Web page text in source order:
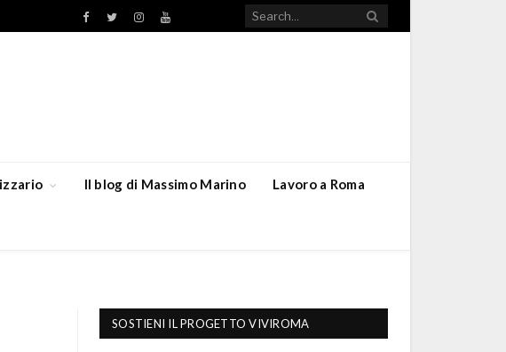
Facebook
TwitterInstagramYouTube
Il blog di Massimo Marino Lavoro a Roma
SOSTIENI IL PROGETTO VIVIROMA